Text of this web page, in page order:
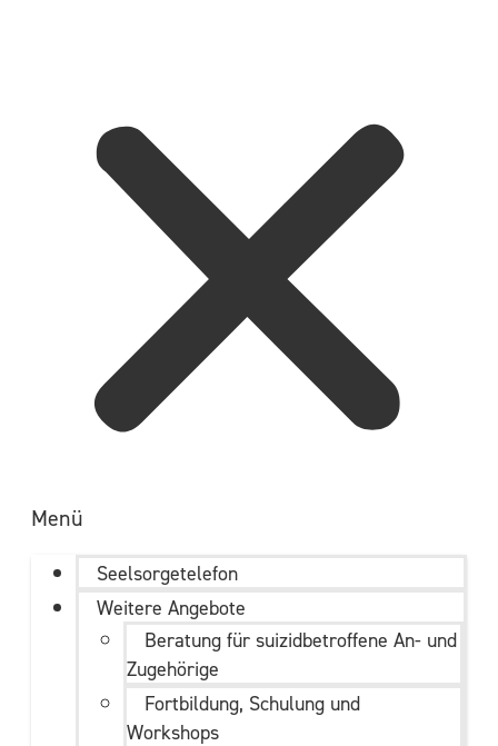
Menü
Seelsorgetelefon
Weitere Angebote
Beratung für suizidbetroffene An- und
Zugehörige
Fortbildung, Schulung und
Workshops